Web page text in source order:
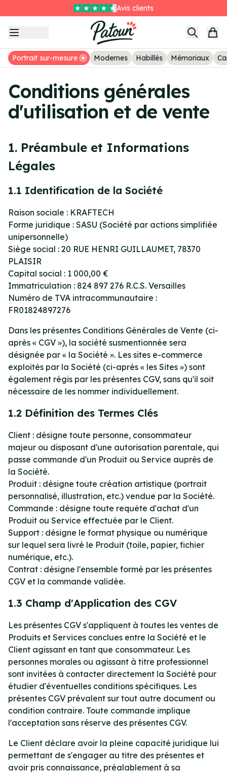
Livraison GRATUITE sans minimum
Le deuxième tableau à -25%
Avis clients
of
Portrait sur-mesure Modernes Habillés Mémoriaux
Conditions générales
d'utilisation et de vente
1. Préambule et Informations
Légales
1.1 Identification de la Société
Raison sociale : KRAFTECH
Forme juridique : SASU (Société par actions simplifiée
unipersonnelle)
Siège social : 20 RUE HENRI GUILLAUMET, 78370
PLAISIR
Capital social : 1 000,00 €
Immatriculation : 824 897 276 R.C.S. Versailles
Numéro de TVA intracommunautaire :
FR01824897276
Dans les présentes Conditions Générales de Vente (ci-
après « CGV »), la société susmentionnée sera
désignée par « la Société ». Les sites e-commerce
exploités par la Société (ci-après « les Sites ») sont
également régis par les présentes CGV, sans qu'il soit
nécessaire de les nommer individuellement.
1.2 Définition des Termes Clés
Client : désigne toute personne, consommateur
majeur ou disposant d'une autorisation parentale, qui
passe commande d'un Produit ou Service auprès de
la Société.
Produit : désigne toute création artistique (portrait
personnalisé, illustration, etc.) vendue par la Société.
Commande : désigne toute requête d'achat d'un
Produit ou Service effectuée par le Client.
Support : désigne le format physique ou numérique
sur lequel sera livré le Produit (toile, papier, fichier
numérique, etc.).
Contrat : désigne l'ensemble formé par les présentes
CGV et la commande validée.
1.3 Champ d'Application des CGV
Les présentes CGV s'appliquent à toutes les ventes de
Produits et Services conclues entre la Société et le
Client agissant en tant que consommateur. Les
personnes morales ou agissant à titre professionnel
sont invitées à contacter directement la Société pour
étudier d'éventuelles conditions spécifiques. Les
présentes CGV prévalent sur tout autre document ou
condition contraire. Toute commande implique
l'acceptation sans réserve des présentes CGV.
Le Client déclare avoir la pleine capacité juridique lui
permettant de s'engager au titre des présentes et
avoir pris connaissance, préalablement à sa